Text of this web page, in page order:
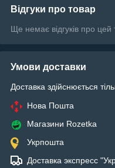
Відгуки про товар
Ще немає відгуків про цей
Умови доставки
Доставка здійснюється
Нова Пошта
Магазини Rozetka
Укрпошта
Доставка экспресс